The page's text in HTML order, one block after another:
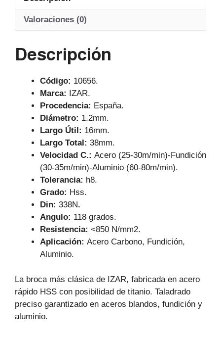
s
A
p
e
b
o
gr
a
Valoraciones (0)
Descripción
Código: 10656.
Marca: IZAR.
Procedencia: España.
Diámetro: 1.2mm.
Largo Útil: 16mm.
Largo Total: 38mm.
Velocidad C.: Acero (25-30m/min)-Fundición
(30-35m/min)-Aluminio (60-80m/min).
Tolerancia: h8.
Grado: Hss.
Din: 338N.
Angulo: 118 grados.
Resistencia: <850 N/mm2.
Aplicación: Acero Carbono, Fundición,
Aluminio.
La broca más clásica de IZAR, fabricada en acero
rápido HSS con posibilidad de titanio. Taladrado
preciso garantizado en aceros blandos, fundición y
aluminio.